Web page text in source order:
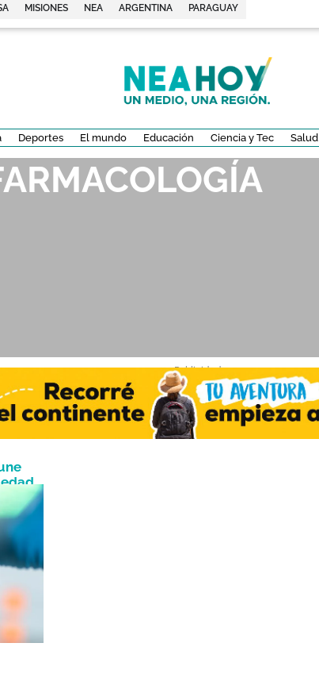
MISIONES NEA ARGENTINA PARAGUAY
Deportes El mundo Educación Ciencia y Tec Salud
- Publicidad -